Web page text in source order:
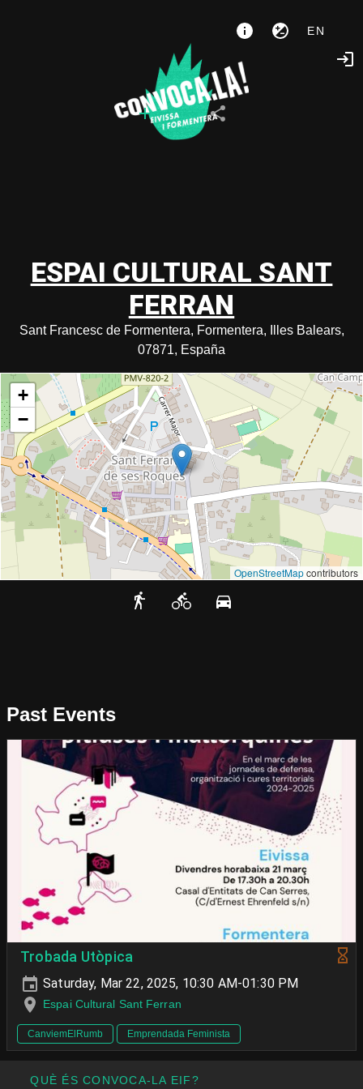
EN
ESPAI CULTURAL SANT
FERRAN
Sant Francesc de Formentera, Formentera, Illes Balears,
07871, España
+
−
OpenStreetMapcontributors
Past Events
Trobada Utòpica
Saturday, Mar 22, 2025, 10:30 AM-01:30 PM
Espai Cultural Sant Ferran
CanviemElRumb Emprendada Feminista
QUÈ ÉS CONVOCA-LA EIF?